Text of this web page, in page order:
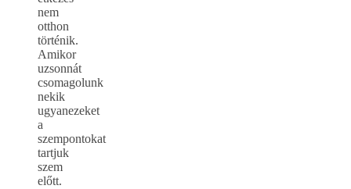
nem
otthon
történik.
Amikor
uzsonnát
csomagolunk
nekik
ugyanezeket
a
szempontokat
tartjuk
szem
előtt.